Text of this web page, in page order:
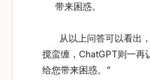
带来困惑。
从以上问答可以看出，
搅蛮缠，ChatGPT则一再
给您带来困惑。”